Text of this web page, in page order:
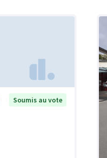
Soumis au vote